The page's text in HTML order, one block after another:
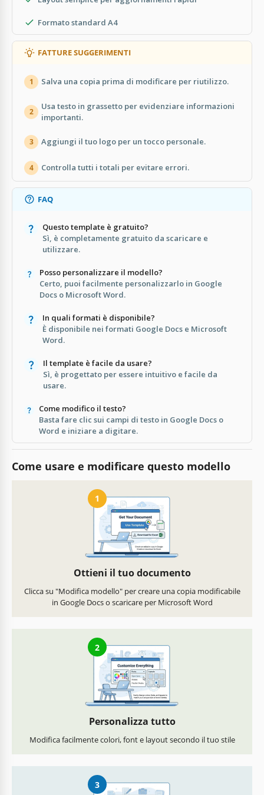
Formato standard A4
FATTURE SUGGERIMENTI
1 Salva una copia prima di modificare per riutilizzo.
2
Usa testo in grassetto per evidenziare informazioni
importanti.
3 Aggiungi il tuo logo per un tocco personale.
4 Controlla tutti i totali per evitare errori.
FAQ
Questo template è gratuito?
Sì, è completamente gratuito da scaricare e
utilizzare.
Posso personalizzare il modello?
Certo, puoi facilmente personalizzarlo in Google
Docs o Microsoft Word.
In quali formati è disponibile?
È disponibile nei formati Google Docs e Microsoft
Word.
Il template è facile da usare?
Sì, è progettato per essere intuitivo e facile da
usare.
Come modifico il testo?
Basta fare clic sui campi di testo in Google Docs o
Word e iniziare a digitare.
Come usare e modificare questo modello
1
Ottieni il tuo documento
Clicca su "Modifica modello" per creare una copia modificabile
in Google Docs o scaricare per Microsoft Word
2
Personalizza tutto
Modifica facilmente colori, font e layout secondo il tuo stile
3